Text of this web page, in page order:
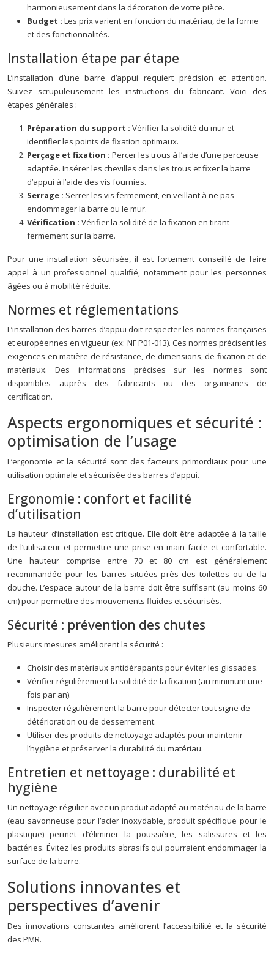
harmonieusement dans la décoration de votre pièce.
Budget : Les prix varient en fonction du matériau, de la forme
et des fonctionnalités.
Installation étape par étape
L’installation d’une barre d’appui requiert précision et attention.
Suivez scrupuleusement les instructions du fabricant. Voici des
étapes générales :
Préparation du support : Vérifier la solidité du mur et
identifier les points de fixation optimaux.
Perçage et fixation : Percer les trous à l’aide d’une perceuse
adaptée. Insérer les chevilles dans les trous et fixer la barre
d’appui à l’aide des vis fournies.
Serrage : Serrer les vis fermement, en veillant à ne pas
endommager la barre ou le mur.
Vérification : Vérifier la solidité de la fixation en tirant
fermement sur la barre.
Pour une installation sécurisée, il est fortement conseillé de faire
appel à un professionnel qualifié, notamment pour les personnes
âgées ou à mobilité réduite.
Normes et réglementations
L’installation des barres d’appui doit respecter les normes françaises
et européennes en vigueur (ex: NF P01-013). Ces normes précisent les
exigences en matière de résistance, de dimensions, de fixation et de
matériaux. Des informations précises sur les normes sont
disponibles auprès des fabricants ou des organismes de
certification.
Aspects ergonomiques et sécurité :
optimisation de l’usage
L’ergonomie et la sécurité sont des facteurs primordiaux pour une
utilisation optimale et sécurisée des barres d’appui.
Ergonomie : confort et facilité
d’utilisation
La hauteur d’installation est critique. Elle doit être adaptée à la taille
de l’utilisateur et permettre une prise en main facile et confortable.
Une hauteur comprise entre 70 et 80 cm est généralement
recommandée pour les barres situées près des toilettes ou de la
douche. L’espace autour de la barre doit être suffisant (au moins 60
cm) pour permettre des mouvements fluides et sécurisés.
Sécurité : prévention des chutes
Plusieurs mesures améliorent la sécurité :
Choisir des matériaux antidérapants pour éviter les glissades.
Vérifier régulièrement la solidité de la fixation (au minimum une
fois par an).
Inspecter régulièrement la barre pour détecter tout signe de
détérioration ou de desserrement.
Utiliser des produits de nettoyage adaptés pour maintenir
l’hygiène et préserver la durabilité du matériau.
Entretien et nettoyage : durabilité et
hygiène
Un nettoyage régulier avec un produit adapté au matériau de la barre
(eau savonneuse pour l’acier inoxydable, produit spécifique pour le
plastique) permet d’éliminer la poussière, les salissures et les
bactéries. Évitez les produits abrasifs qui pourraient endommager la
surface de la barre.
Solutions innovantes et
perspectives d’avenir
Des innovations constantes améliorent l’accessibilité et la sécurité
des PMR.